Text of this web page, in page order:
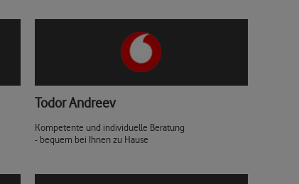
Todor Andreev
Kompetente und individuelle Beratung
- bequem bei Ihnen zu Hause